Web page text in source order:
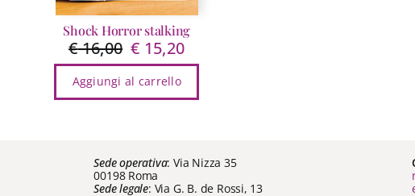
Shock Horror stalking
€16,00 Il
prezzo
originale
era:
€ 15,20Il
prezzo
è:
Aggiungi al carrello
Sede operativa: Via Nizza 35
00198 Roma
Sede legale: Via G. B. de Rossi, 13